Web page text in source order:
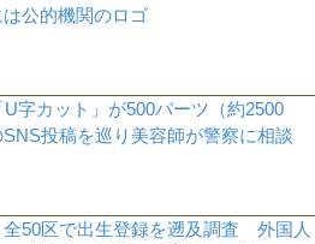
公的機関のロゴ
字カット」が500バーツ（約2500
投稿を巡り美容師が警察に相談
全50区で出生登録を遡及調査 外国人